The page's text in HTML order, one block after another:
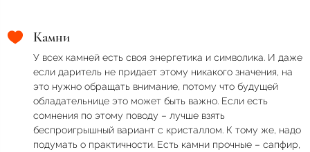
Камни
У всех камней есть своя энергетика и символика. И даже
если даритель не придает этому никакого значения, на
это нужно обращать внимание, потому что будущей
обладательнице это может быть важно. Если есть
сомнения по этому поводу – лучше взять
беспроигрышный вариант с кристаллом. К тому же, надо
подумать о практичности. Есть камни прочные – сапфир,